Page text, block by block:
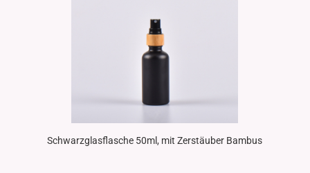
Schwarzglasflasche 50ml, mit Zerstäuber Bambus